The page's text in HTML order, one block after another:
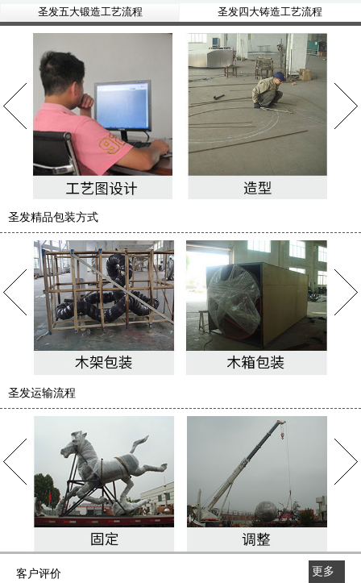
圣发五大锻造工艺流程 圣发四大铸造工艺流程
圣发精品包装方式
圣发运输流程
客户评价
更多